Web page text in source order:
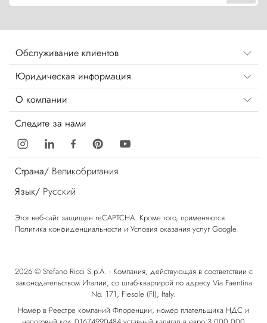
Обслуживание клиентов
Юридическая информация
О компании
Следите за нами
Страна/ Великобритания
Язык/ Русский
Этот веб-сайт защищен reCAPTCHA. Кроме того, применяются
Политика конфиденциальности и Условия оказания услуг Google.
2026 © Stefano Ricci S.p.A. - Компания, действующая в соответствии с
законодательством Италии, со штаб-квартирой по адресу Via Faentina
No. 171, Fiesole (FI), Italy.
Номер в Реестре компаний Флоренции, номер плательщика НДС и